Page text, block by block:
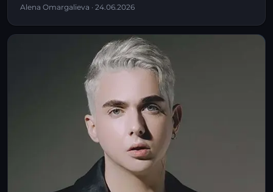
Alena Omargalieva · 24.06.2026